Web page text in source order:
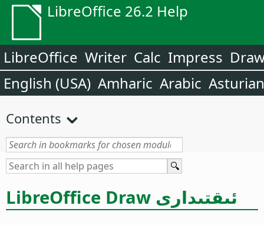
LibreOffice 26.2 Help
LibreOffice Writer Calc Impress
English (USA) Amharic Arabic Asturian
Contents
LibreOffice Draw ئىقتىدارى